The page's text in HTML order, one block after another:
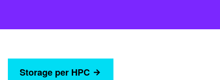
Storage per HPC